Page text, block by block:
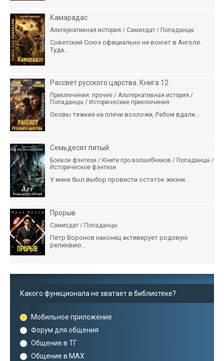
Камарадас
Альтернативная история / Самиздат / Попаданцы
Советский Союз официально не воюет в Анголе.
Туда...
Рассвет русского царства. Книга 12
Приключения: прочее / Альтернативная история /
Попаданцы / Исторические приключения
Оковы тяжкие на плечи возложи, Рабом вдали...
Семьдесят пятый
Боевое фэнтези / Книги про волшебников / Попаданцы /
Историческое фэнтези
У меня был выбор провести остаток жизни...
Прорыв
Самиздат / Попаданцы
Пётр Воронов наконец активирует родовую
реликвию...
Какого функционала не хватает в библиотеке?
Мобильное приложение
Форум для общения
Общение в ТГ
Общение в MAX